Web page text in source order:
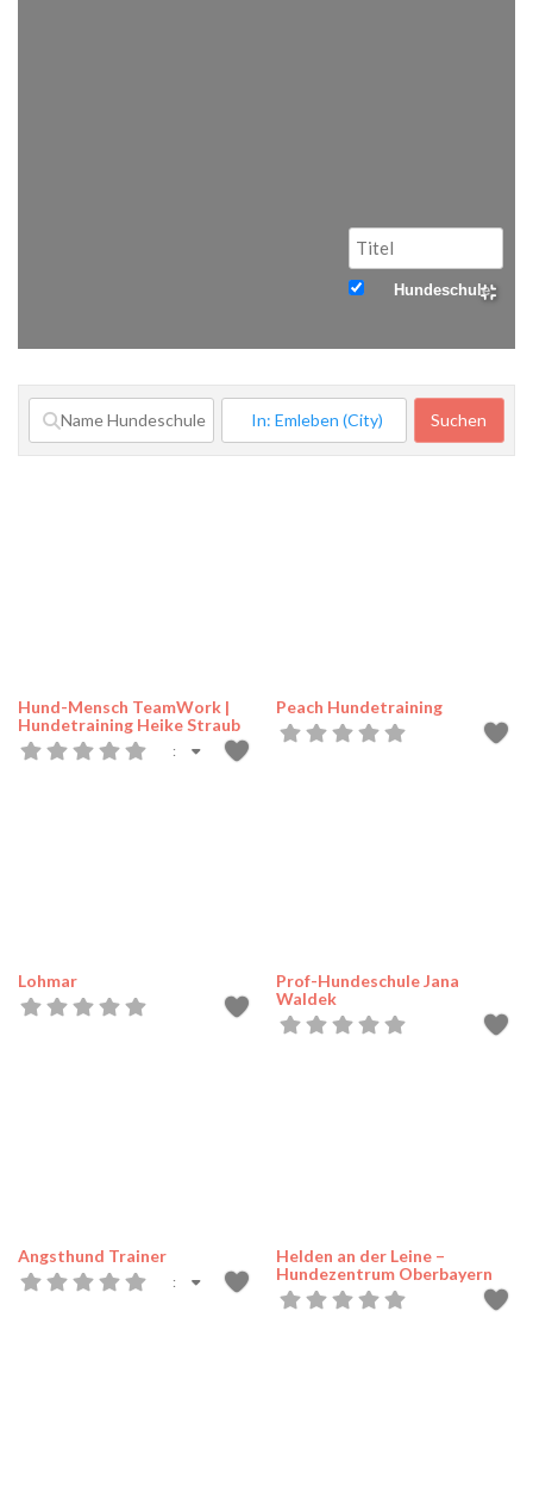
Hundeschule
Suchen
Hund-Mensch TeamWork |
Hundetraining Heike Straub
:
Peach Hundetraining
Lohmar
Prof-Hundeschule Jana
Waldek
Angsthund Trainer
:
Helden an der Leine –
Hundezentrum Oberbayern